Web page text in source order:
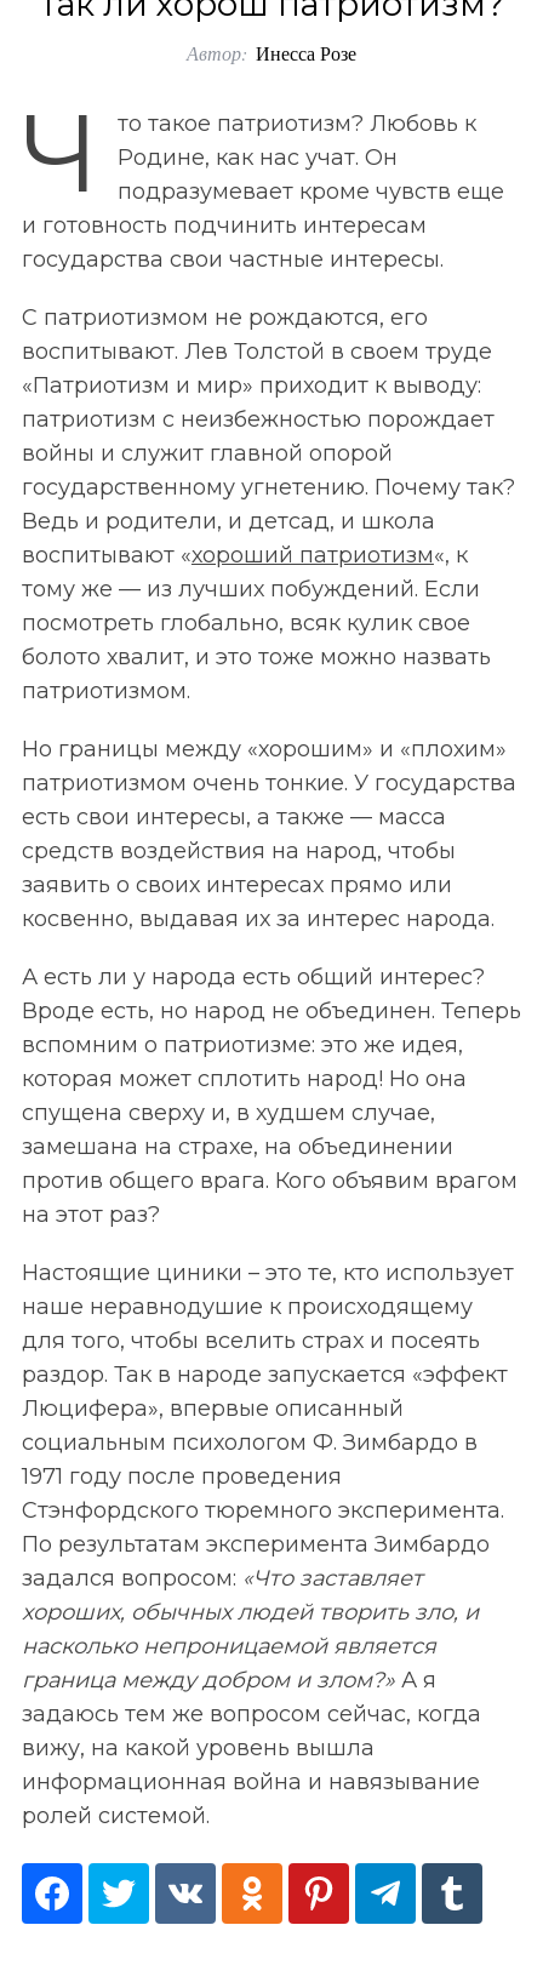
Автор: Инесса Розе
Ч
то такое патриотизм? Любовь к
Родине, как нас учат. Он
подразумевает кроме чувств еще
и готовность подчинить интересам
государства свои частные интересы.
С патриотизмом не рождаются, его
воспитывают. Лев Толстой в своем труде
«Патриотизм и мир» приходит к выводу:
патриотизм с неизбежностью порождает
войны и служит главной опорой
государственному угнетению. Почему так?
Ведь и родители, и детсад, и школа
воспитывают «хороший патриотизм«, к
тому же — из лучших побуждений. Если
посмотреть глобально, всяк кулик свое
болото хвалит, и это тоже можно назвать
патриотизмом.
Но границы между «хорошим» и «плохим»
патриотизмом очень тонкие. У государства
есть свои интересы, а также — масса
средств воздействия на народ, чтобы
заявить о своих интересах прямо или
косвенно, выдавая их за интерес народа.
А есть ли у народа есть общий интерес?
Вроде есть, но народ не объединен. Теперь
вспомним о патриотизме: это же идея,
которая может сплотить народ! Но она
спущена сверху и, в худшем случае,
замешана на страхе, на объединении
против общего врага. Кого объявим врагом
на этот раз?
Настоящие циники – это те, кто использует
наше неравнодушие к происходящему
для того, чтобы вселить страх и посеять
раздор. Так в народе запускается «эффект
Люцифера», впервые описанный
социальным психологом Ф. Зимбардо в
1971 году после проведения
Стэнфордского тюремного эксперимента.
По результатам эксперимента Зимбардо
задался вопросом: «Что заставляет
хороших, обычных людей творить зло, и
насколько непроницаемой является
граница между добром и злом?»А я
задаюсь тем же вопросом сейчас, когда
вижу, на какой уровень вышла
информационная война и навязывание
ролей системой.